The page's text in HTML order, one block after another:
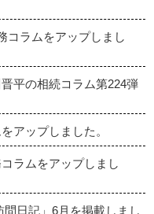
ラムをアップしまし
平の相続コラム第224弾
アップしました。
ラムをアップしまし
日記」6月を掲載しまし